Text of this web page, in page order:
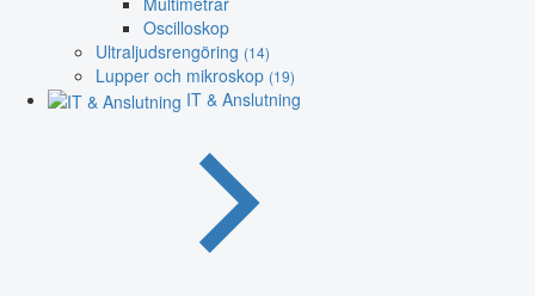
Oscilloskop
Ultraljudsrengöring (14)
Lupper och mikroskop (19)
IT & Anslutning